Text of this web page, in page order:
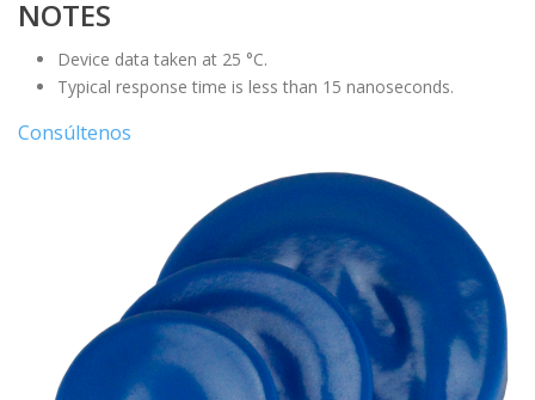
NOTES
Device data taken at 25 °C.
Typical response time is less than 15 nanoseconds.
Consúltenos